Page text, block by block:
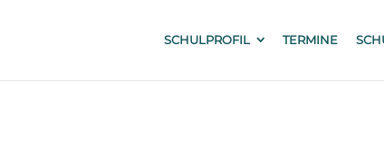
SCHULPROFIL TERMINE